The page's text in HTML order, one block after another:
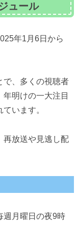
ュール
年1月6日から
で、多くの視聴者
明けの一大注目
います。
再放送や見逃し配
週月曜日の夜9時